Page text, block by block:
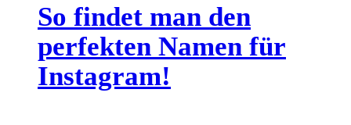
So findet man den
perfekten Namen für
Instagram!